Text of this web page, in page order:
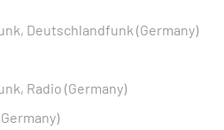
Deutschlandfunk (Germany)
Radio (Germany)